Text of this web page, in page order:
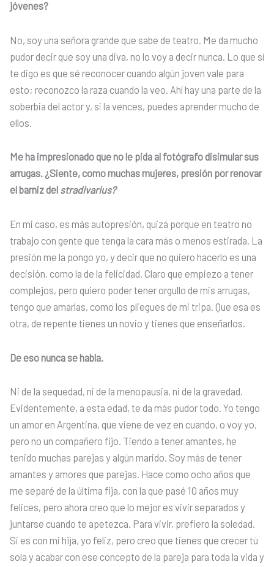
jóvenes?
No, soy una señora grande que sabe de teatro. Me da mucho
pudor decir que soy una diva, no lo voy a decir nunca. Lo que sí
te digo es que sé reconocer cuando algún joven vale para
esto; reconozco la raza cuando la veo. Ahí hay una parte de la
soberbia del actor y, si la vences, puedes aprender mucho de
ellos.
Me ha impresionado que no le pida al fotógrafo disimular sus
arrugas. ¿Siente, como muchas mujeres, presión por renovar
el barniz del stradivarius?
En mi caso, es más autopresión, quizá porque en teatro no
trabajo con gente que tenga la cara más o menos estirada. La
presión me la pongo yo, y decir que no quiero hacerlo es una
decisión, como la de la felicidad. Claro que empiezo a tener
complejos, pero quiero poder tener orgullo de mis arrugas,
tengo que amarlas, como los pliegues de mi tripa. Que esa es
otra, de repente tienes un novio y tienes que enseñarlos.
De eso nunca se habla.
Ni de la sequedad, ni de la menopausia, ni de la gravedad.
Evidentemente, a esta edad, te da más pudor todo. Yo tengo
un amor en Argentina, que viene de vez en cuando, o voy yo,
pero no un compañero fijo. Tiendo a tener amantes, he
tenido muchas parejas y algún marido. Soy más de tener
amantes y amores que parejas. Hace como ocho años que
me separé de la última fija, con la que pasé 10 años muy
felices, pero ahora creo que lo mejor es vivir separados y
juntarse cuando te apetezca. Para vivir, prefiero la soledad.
Si es con mi hija, yo feliz, pero creo que tienes que crecer tú
sola y acabar con ese concepto de la pareja para toda la vida y